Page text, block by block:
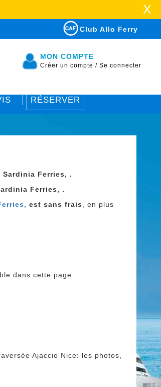
Club Allo Ferry
MON COMPTE
Créer un compte / Se connecter
RÉSERVER
X
Sardinia Ferries, .
Ferries, .
est sans frais
, en plus
dans cette page:
Ajaccio Nice: les photos,